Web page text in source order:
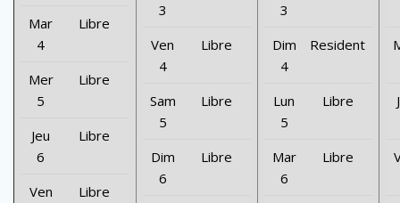
Mar
4
Libre
Mer
5
Libre
Jeu
6
Libre
Ven
Libre
3
Ven
4
Libre
Sam
5
Libre
Dim
6
Libre
3
Dim
4
Resident
Lun
5
Libre
Mar
6
Libre